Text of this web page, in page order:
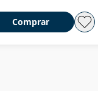
Comprar